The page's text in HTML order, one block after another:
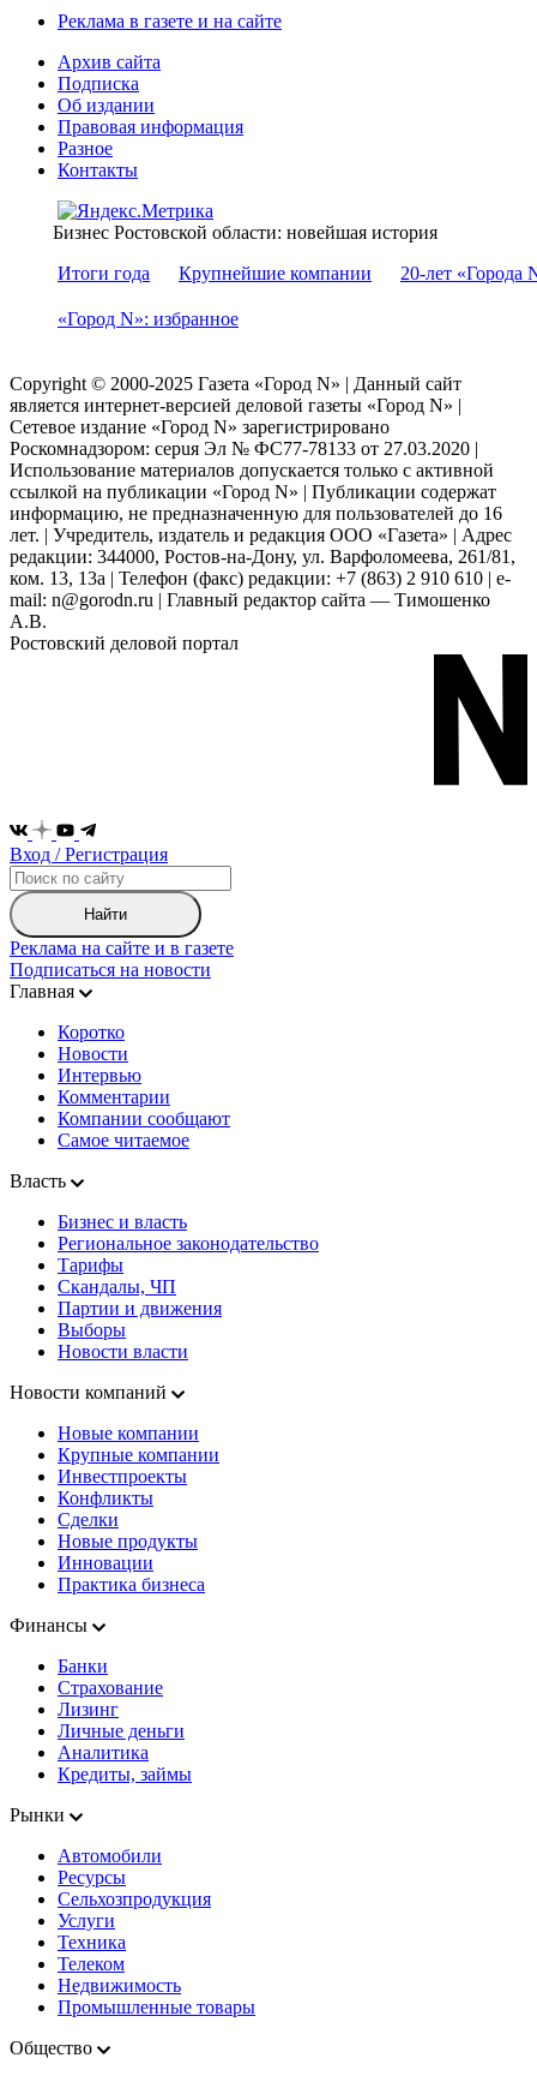
Реклама в газете и на сайте
Архив сайта
Подписка
Об издании
Правовая информация
Разное
Контакты
Бизнес Ростовской области: новейшая история
Итоги года
Крупнейшие компании 20-лет «Города
«Город N»: избранное
Copyright © 2000-2025 Газета «Город N» | Данный сайт
является интернет-версией деловой газеты «Город N» |
Сетевое издание «Город N» зарегистрировано
Роскомнадзором: серuя Эл № ФС77-78133 от 27.03.2020 |
Использование материалов допускается только с активной
ссылкой на публикации «Город N» | Публикации содержат
информацию, не предназначенную для пользователей до 16
лет. | Учредитель, издатель и редакция ООО «Газета» | Адрес
редакции: 344000, Ростов-на-Дону, ул. Варфоломеева, 261/81,
ком. 13, 13а | Телефон (факс) редакции: +7 (863) 2 910 610 | e-
mail: n@gorodn.ru | Главный редактор сайта — Тимошенко
А.В.
Ростовский деловой портал
Вход / Регистрация
Найти
Реклама на сайте и в газете
Подписаться на новости
Главная
Коротко
Новости
Интервью
Комментарии
Компании сообщают
Самое читаемое
Власть
Бизнес и власть
Региональное законодательство
Тарифы
Скандалы, ЧП
Партии и движения
Выборы
Новости власти
Новости компаний
Новые компании
Крупные компании
Инвестпроекты
Конфликты
Сделки
Новые продукты
Инновации
Практика бизнеса
Финансы
Банки
Страхование
Лизинг
Личные деньги
Аналитика
Кредиты, займы
Рынки
Автомобили
Ресурсы
Сельхозпродукция
Услуги
Техника
Телеком
Недвижимость
Промышленные товары
Общество